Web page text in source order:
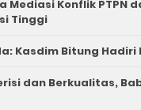
Mediasi Konflik PTPN
Tinggi
Kasdim Bitung Hadiri
dan Berkualitas,